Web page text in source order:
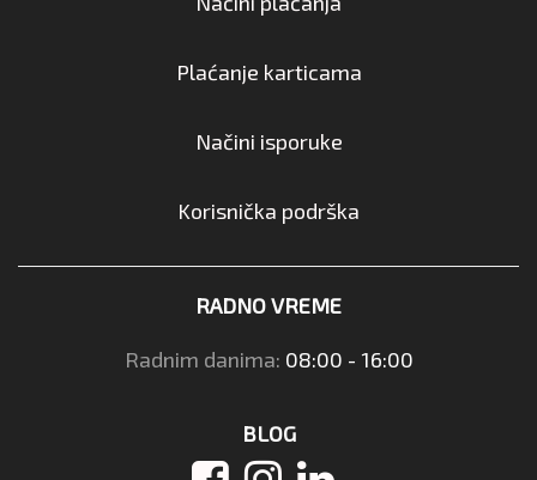
Plaćanje karticama
Načini isporuke
Korisnička podrška
RADNO VREME
Radnim danima: 08:00 - 16:00
BLOG